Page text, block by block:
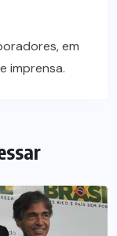
em
imprensa.